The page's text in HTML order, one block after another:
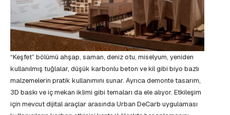
“Keşfet” bölümü ahşap, saman, deniz otu, miselyum, yeniden
kullanılmış tuğlalar, düşük karbonlu beton ve kil gibi biyo bazlı
malzemelerin pratik kullanımını sunar. Ayrıca demonte tasarım,
3D baskı ve iç mekan iklimi gibi temaları da ele alıyor. Etkileşim
için mevcut dijital araçlar arasında Urban DeCarb uygulaması